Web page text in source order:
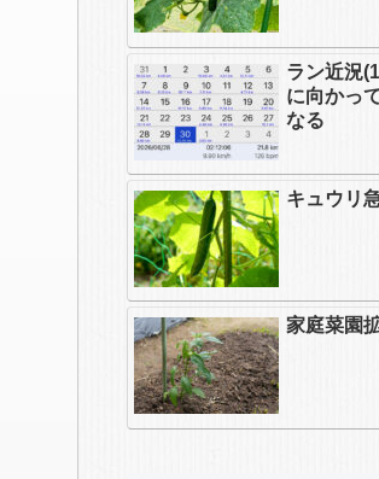
ラン近況
に向かっ
なる
キュウリ
家庭菜園